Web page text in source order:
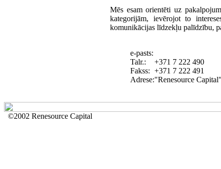
Mēs esam orientēti uz
kategorijām, ievērojot to
komunikācijas līdzekļu palīdzību,
e-pasts:
Talr.:
+371 7 222 490
Fakss: +371 7 222 491
Adrese:"Renesource
©2002 Renesource Capital